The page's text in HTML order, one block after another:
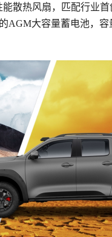
散热风扇，匹配行业
AGM大容量蓄电池，